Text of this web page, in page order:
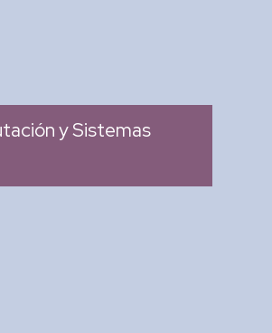
y Sistemas
Ingreso
: 2007